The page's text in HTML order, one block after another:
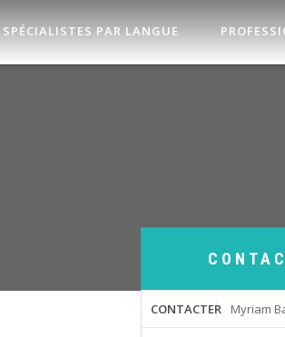
SPÉCIALISTES PAR LANGUE
CONTACTER Myriam